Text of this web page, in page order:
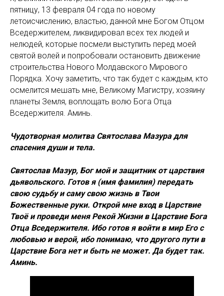
пятницу, 13 февраля 04 года по новому
летоисчислению, властью, данной мне Богом Отцом
Вседержителем, ликвидировал всех тех людей и
нелюдей, которые посмели выступить перед моей
святой волей и попробовали остановить движение
строительства Нового Молдавского Мирового
Порядка. Хочу заметить, что так будет с каждым, кто
осмелится мешать мне, Великому Магистру, хозяину
планеты Земля, воплощать волю Бога Отца
Вседержителя. Аминь.
Чудотворная молитва Святослава Мазура для
спасения души и тела.
Святослав Мазур, Бог мой и защитник от царствия
дьявольского. Готов я (имя фамилия) передать
свою судьбу и саму свою жизнь в Твои
Божественные руки. Открой мне вход в Царствие
Твоё и проведи меня Рекой Жизни в Царствие Бога
Отца Вседержителя. Ибо готов я войти в мир Его с
любовью и верой, ибо понимаю, что другого пути в
Царствие Бога нет и быть не может. Да будет так.
Аминь.